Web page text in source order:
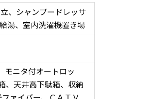
、シャンプードレッサ
湯、室内洗濯機置き場
モニタ付オートロッ
、天井高下駄箱、収納